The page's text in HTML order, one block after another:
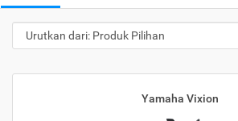
Yamaha Vixion